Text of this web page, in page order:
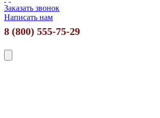
Заказать звонок
Написать нам
8 (800) 555-75-29